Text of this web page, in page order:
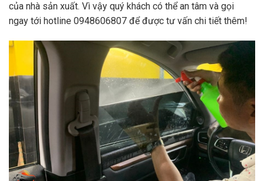
của nhà sản xuất. Vì vậy quý khách có thể an tâm và gọi
ngay tới hotline 0948606807 để được tư vấn chi tiết thêm!